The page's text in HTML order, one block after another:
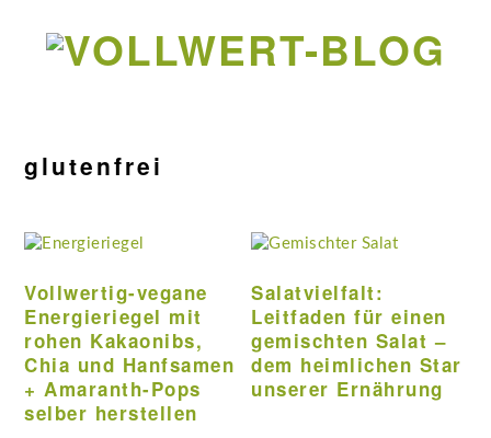
Hauptnavigation
Seitenspalte
Fußzeile
glutenfrei
Vollwertig-vegane
Energieriegel mit
rohen Kakaonibs,
Chia und Hanfsamen
+ Amaranth-Pops
selber herstellen
Salatvielfalt:
Leitfaden für einen
gemischten Salat –
dem heimlichen Star
unserer Ernährung